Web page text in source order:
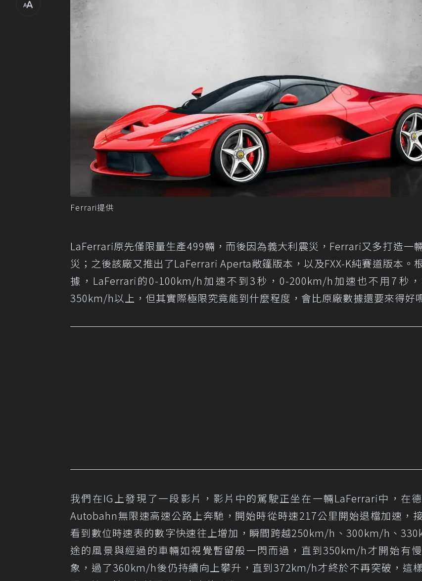
Ferrari提供
LaFerrari原先僅限量生產499輛，而後因為義大利震災，Ferrari又多打造一
災；之後該廠又推出了LaFerrari Aperta敞篷版本，以及FXX-K純賽道版本。
據，LaFerrari的0-100km/h加速不到3秒，0-200km/h加速也不用7秒
350km/h以上，但其實際極限究竟能到什麼程度，會比原廠數據還要來得好
我們在IG上發現了一段影片，影片中的駕駛正坐在一輛LaFerrari中，在
Autobahn無限速高速公路上奔馳，開始時從時速217公里開始退檔加速，
看到數位時速表的數字快速往上增加，瞬間跨越250km/h、300km/h、
途的風景與經過的車輛如視覺暫留般一閃而過，直到350km/h才開始有
象，過了360km/h後仍持續向上攀升，直到372km/h才終於不再突破，這